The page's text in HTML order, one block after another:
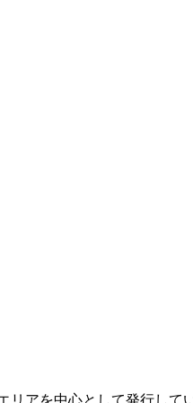
リアを中心として発行し